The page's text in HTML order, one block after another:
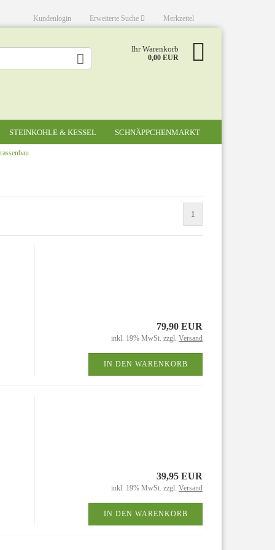
Kundenlogin Erweiterte Suche Merkzettel
Ihr Warenkorb
0,00 EUR
Terrassenfliesen Holzoptik
STEINKOHLE & KESSEL SCHNÄPPCHENMARKT
1
79,90 EUR
inkl. 19% MwSt. zzgl. Versand
IN DEN WARENKORB
39,95 EUR
inkl. 19% MwSt. zzgl. Versand
IN DEN WARENKORB